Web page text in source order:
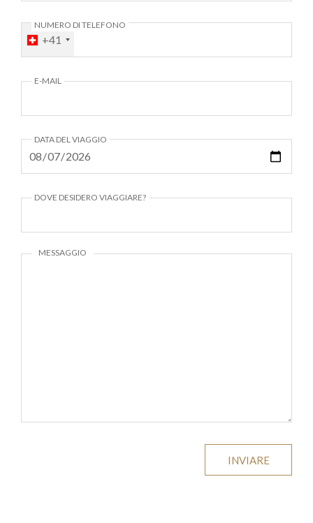
NUMERO DI TELEFONO
+41
E-MAIL
DATA DEL VIAGGIO
DOVE DESIDERO VIAGGIARE?
MESSAGGIO
INVIARE